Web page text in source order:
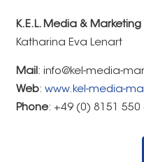
K.E.L. Media & Marketing
Katharina Eva Lenart
Mail: info@kel-media-
Web: www.kel-media-
Phone: +49 (0) 8151 550